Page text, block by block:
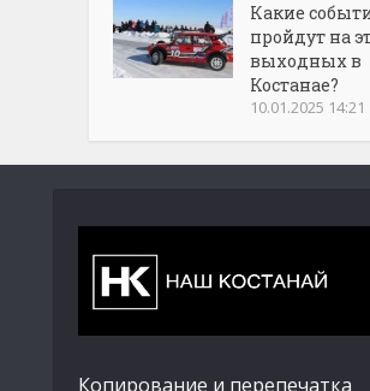
Какие
пройдут на
выходных в
Костанае?
10.01.2025 14:21
Копирование и перепечатка